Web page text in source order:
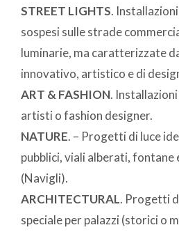
STREET LIGHTS.
sospesi sulle strade
luminarie, ma caratterizzate
innovativo, artistico e di
ART & FASHION.
artisti o fashion designer.
NATURE. – Progetti di luce
pubblici, viali alberati, fontane
(Navigli).
ARCHITECTURAL. Progetti
speciale per palazzi (storici o